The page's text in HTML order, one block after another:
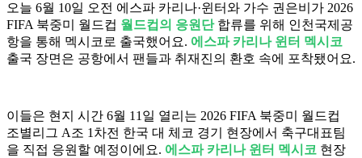
오늘 6월 10일 오전 에스파 카리나·윈터와 가수 권은비가 2026
FIFA 북중미 월드컵 월드컵의 응원단합류를 위해 인천국제공
항을 통해 멕시코로 출국했어요. 에스파 카리나 윈터 멕시코
출국 장면은 공항에서 팬들과 취재진의 환호 속에 포착됐어요.
이들은 현지 시간 6월 11일 열리는 2026 FIFA 북중미 월드컵
조별리그 A조 1차전 한국 대 체코 경기 현장에서 축구대표팀
을 직접 응원할 예정이에요. 에스파 카리나 윈터 멕시코 현장